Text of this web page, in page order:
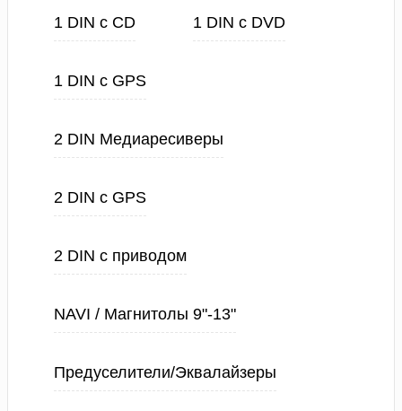
1 DIN с CD 1 DIN с DVD
1 DIN с GPS
2 DIN Медиаресиверы
2 DIN с GPS
2 DIN с приводом
NAVI / Магнитолы 9"-13"
Предуселители/Эквалайзеры